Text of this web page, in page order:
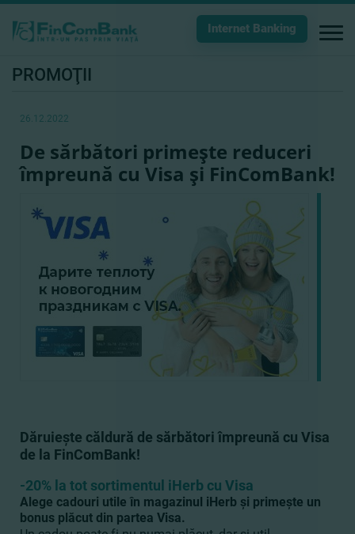
Internet Banking
PROMOŢII
26.12.2022
De sărbători primeşte reduceri
împreună cu Visa şi FinComBank!
Dăruieşte căldură de sărbători împreună cu Visa
de la FinComBank!
-20% la tot sortimentul iHerb cu Visa
Alege cadouri utile în magazinul iHerb şi primeşte un
bonus plăcut din partea Visa.